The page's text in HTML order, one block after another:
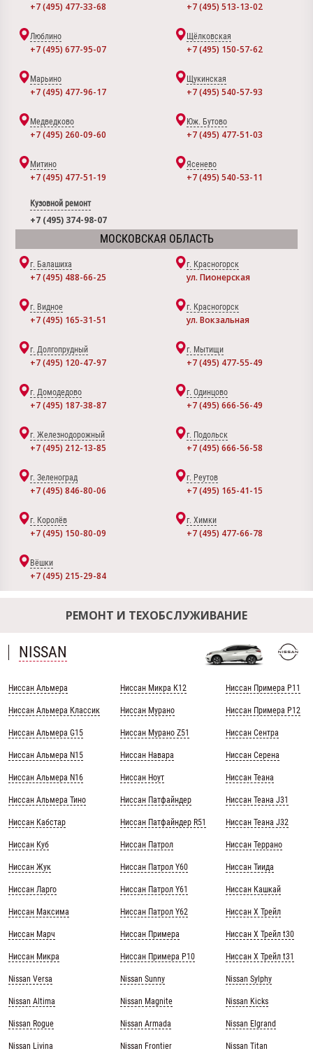
+7 (495) 477-33-68 +7 (495) 513-13-02
Люблино
+7 (495) 677-95-07
Щёлковская
+7 (495) 150-57-62
Марьино
+7 (495) 477-96-17
Щукинская
+7 (495) 540-57-93
Медведково
+7 (495) 260-09-60
Юж. Бутово
+7 (495) 477-51-03
Митино
+7 (495) 477-51-19
Ясенево
+7 (495) 540-53-11
Кузовной ремонт
+7 (495) 374-98-07
МОСКОВСКАЯ ОБЛАСТЬ
г. Балашиха
+7 (495) 488-66-25
г. Красногорск
ул. Пионерская
г. Видное
+7 (495) 165-31-51
г. Красногорск
ул. Вокзальная
г. Долгопрудный
+7 (495) 120-47-97
г. Мытищи
+7 (495) 477-55-49
г. Домодедово
+7 (495) 187-38-87
г. Одинцово
+7 (495) 666-56-49
г. Железнодорожный
+7 (495) 212-13-85
г. Подольск
+7 (495) 666-56-58
г. Зеленоград
+7 (495) 846-80-06
г. Реутов
+7 (495) 165-41-15
г. Королёв
+7 (495) 150-80-09
г. Химки
+7 (495) 477-66-78
Вёшки
+7 (495) 215-29-84
РЕМОНТ И ТЕХОБСЛУЖИВАНИЕ
NISSAN
Ниссан Альмера
Ниссан Альмера Классик
Ниссан Альмера G15
Ниссан Альмера N15
Ниссан Альмера N16
Ниссан Альмера Тино
Ниссан Кабстар
Ниссан Куб
Ниссан Жук
Ниссан Ларго
Ниссан Максима
Ниссан Марч
Ниссан Микра
Nissan Versa
Nissan Altima
Nissan Rogue
Nissan Livina
Ниссан Микра К12
Ниссан Мурано
Ниссан Мурано Z51
Ниссан Навара
Ниссан Ноут
Ниссан Патфайндер
Ниссан Патфайндер R51
Ниссан Патрол
Ниссан Патрол Y60
Ниссан Патрол Y61
Ниссан Патрол Y62
Ниссан Примера
Ниссан Примера Р10
Nissan Sunny
Nissan Magnite
Nissan Armada
Nissan Frontier
Ниссан Примера Р11
Ниссан Примера Р12
Ниссан Сентра
Ниссан Серена
Ниссан Теана
Ниссан Теана J31
Ниссан Теана J32
Ниссан Террано
Ниссан Тиида
Ниссан Кашкай
Ниссан Х Трейл
Ниссан Х Трейл t30
Ниссан Х Трейл t31
Nissan Sylphy
Nissan Kicks
Nissan Elgrand
Nissan Titan